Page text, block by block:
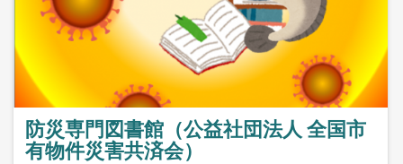
防災専門図書館（公益社団法人 全国市
有物件災害共済会）